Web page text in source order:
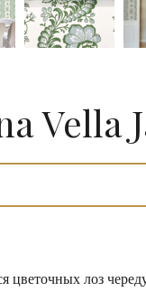
Vella
цветочных лоз